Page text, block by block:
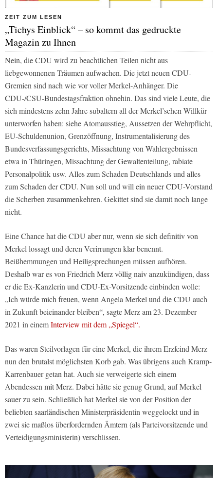
ZEIT ZUM LESEN
„Tichys Einblick“ – so kommt das gedruckte
Magazin zu Ihnen
Nein, die CDU wird zu beachtlichen Teilen nicht aus
liebgewonnenen Träumen aufwachen. Die jetzt neuen CDU-
Gremien sind nach wie vor voller Merkel-Anhänger. Die
CDU-/CSU-Bundestagsfraktion ohnehin. Das sind viele Leute, die
sich mindestens zehn Jahre subaltern all der Merkel’schen Willkür
unterworfen haben: siehe Atomausstieg, Aussetzen der Wehrpflicht,
EU-Schuldenunion, Grenzöffnung, Instrumentalisierung des
Bundesverfassungsgerichts, Missachtung von Wahlergebnissen
etwa in Thüringen, Missachtung der Gewaltenteilung, rabiate
Personalpolitik usw. Alles zum Schaden Deutschlands und alles
zum Schaden der CDU. Nun soll und will ein neuer CDU-Vorstand
die Scherben zusammenkehren. Gekittet sind sie damit noch lange
nicht.
Eine Chance hat die CDU aber nur, wenn sie sich definitiv von
Merkel lossagt und deren Verirrungen klar benennt.
Beißhemmungen und Heiligsprechungen müssen aufhören.
Deshalb war es von Friedrich Merz völlig naiv anzukündigen, dass
er die Ex-Kanzlerin und CDU-Ex-Vorsitzende einbinden wolle:
„Ich würde mich freuen, wenn Angela Merkel und die CDU auch
in Zukunft beieinander bleiben“, sagte Merz am 23. Dezember
2021 in einemInterview mit dem „Spiegel“.
Das waren Steilvorlagen für eine Merkel, die ihrem Erzfeind Merz
nun den brutalst möglichsten Korb gab. Was übrigens auch Kramp-
Karrenbauer getan hat. Auch sie verweigerte sich einem
Abendessen mit Merz. Dabei hätte sie genug Grund, auf Merkel
sauer zu sein. Schließlich hat Merkel sie von der Position der
beliebten saarländischen Ministerpräsidentin weggelockt und in
zwei sie maßlos überfordernden Ämtern (als Parteivorsitzende und
Verteidigungsministerin) verschlissen.